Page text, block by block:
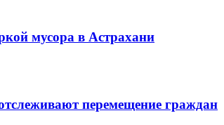
мусора в Астрахани
перемещение граждан